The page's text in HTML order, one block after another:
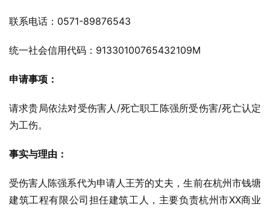
联系电话：0571-89876543
统一社会信用代码：91330100765432109M
申请事项：
请求贵局依法对受伤害人/死亡职工陈强所受伤害/死亡认定
为工伤。
事实与理由：
受伤害人陈强系代为申请人王芳的丈夫，生前在杭州市钱塘
建筑工程有限公司担任建筑工人，主要负责杭州市XX商业